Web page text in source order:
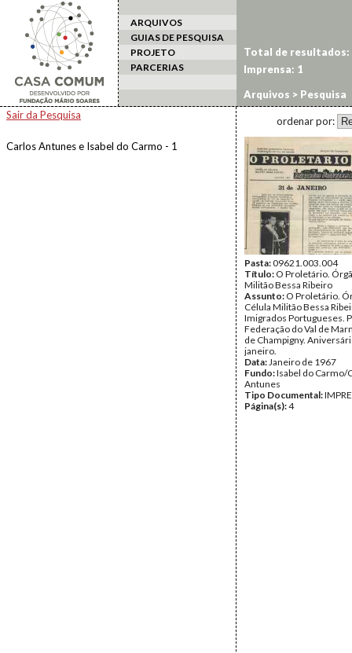
ARQUIVOS
GUIAS DE PESQUISA
PROJETO
PARCERIAS
Arquivos > Pesquisa
Sair da Pesquisa
Carlos Antunes e Isabel do Carmo - 1
Total de resultados:
Imprensa: 1
ordenar por:
Pasta:09621.003.004
Título: O Proletário.
Militão Bessa Ribeiro
Assunto: O Proletário.
Célula Militão Bessa
Imigrados Portugueses.
Federação do Val de
de Champigny.
janeiro.
Data:Janeiro de 1967
Fundo:Isabel do Carmo/
Antunes
Tipo Documental:
Página(s):4